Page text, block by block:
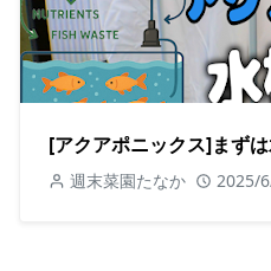
[アクアポニックス]まず
週末菜園たなか 2025/